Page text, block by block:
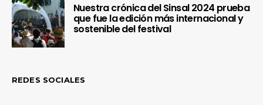
Nuestra crónica del Sinsal 2024 prueba
que fue la edición más internacional y
sostenible del festival
REDES SOCIALES